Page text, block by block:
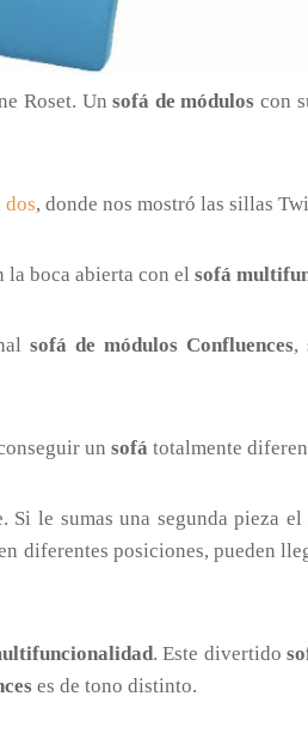
Roset. Unsofá de módulos con
dos, donde nos mostró las sillas
la boca abierta con el sofá
sofá de módulos Confluences,
un sofá totalmente
Si le sumas una segunda pieza el
diferentes posiciones, pueden
. Este divertido
es de tono distinto.